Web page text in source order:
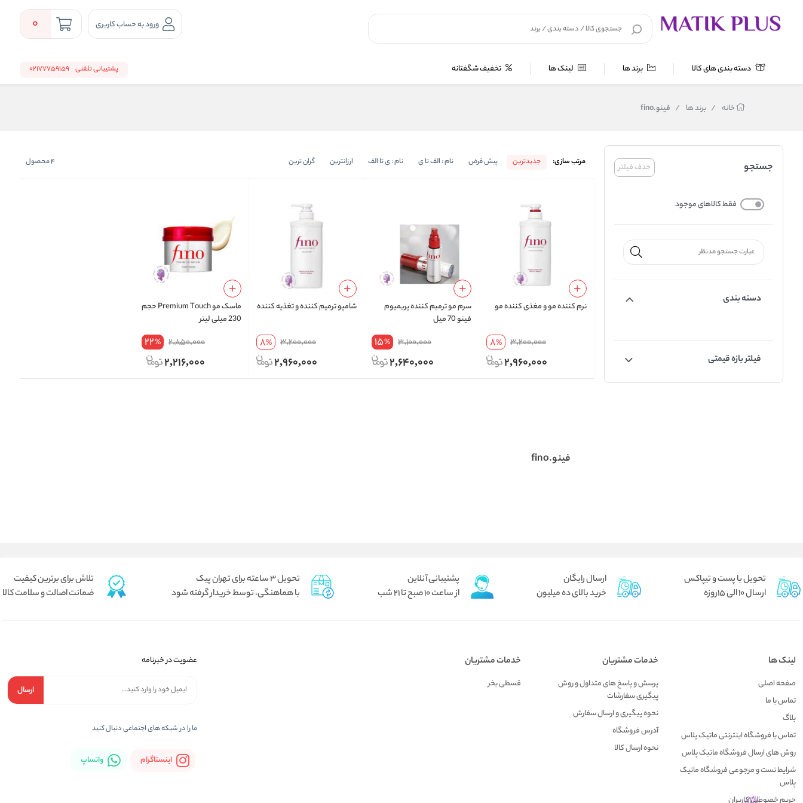
ورود به حساب کاربری 0
دسته بندی های کالا برند ها لینک ها تخفیف شگفتانه پشتیبانی تلفنی 02177759159
خانه / برند ها / فینو.fino
حذف فیلتر جستجو
فقط کالاهای موجود
دسته بندی
فیلتر بازه قیمتی
مرتب سازی: جدیدترین پیش فرض نام : الف تا ی نام : ی تا الف ارزانترین گران ترین 4محصول
نرم کننده مو و مغذی کننده مو
3,200,000
8%
2,960,000
سرم مو ترمیم کننده پریمیوم
فینو 70 میل
3,100,000
15%
2,640,000
شامپو ترمیم کننده و تغذیه کننده
3,200,000
8%
2,960,000
ماسک مو Premium Touch حجم
230 میلی لیتر
2,850,000
22%
2,216,000
فینو.fino
تحویل با پست و تیپاکس
ارسال 10 الی 15روزه
ارسال رایگان
خرید بالای ده میلیون
پشتیبانی آنلاین
از ساعت 10 صبح تا 21 شب
تحویل 3 ساعته برای تهران پیک
با هماهنگی، توسط خریدار گرفته شود
تلاش برای برترین کیفیت
ضمانت اصالت و سلامت کالا
لینک ها
صفحه اصلی
تماس با ما
بلاگ
تماس با فروشگاه اینترنتی ماتیک پلاس
روش های ارسال فروشگاه ماتیک پلاس
شرایط تست و مرجوعی فروشگاه ماتیک
پلاس
خدمات مشتریان
پرسش و پاسخ های متداول و روش
پیگیری سفارشات
نحوه پیگیری و ارسال سفارش
آدرس فروشگاه
نحوه ارسال کالا
خدمات مشتریان
قسطی بخر
عضویت در خبرنامه
ارسال
ما را در شبكه های اجتماعی دنبال کنید
اینستاگرام واتساپ